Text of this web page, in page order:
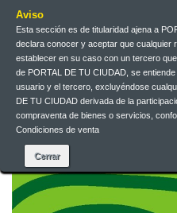
Aviso
Esta sección es de titularidad ajena a
declara conocer y aceptar que cualquier
establecer en su caso con un tercero
de PORTAL DE TU CIUDAD, se
usuario y el tercero, excluyéndose
DE TU CIUDAD derivada de la
compraventa de bienes o servicios,
Condiciones de venta
Español